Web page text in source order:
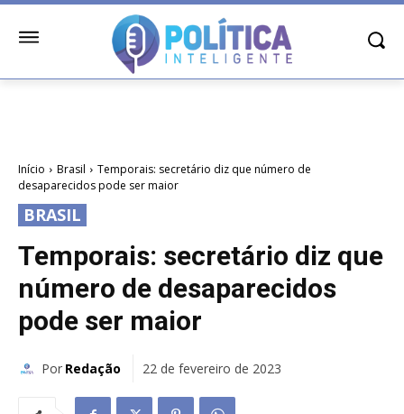
Início Brasil
Temporais: secretário diz que número de
desaparecidos pode ser maior
BRASIL
Temporais: secretário diz que
número de desaparecidos
pode ser maior
Por Redação 22 de fevereiro de 2023